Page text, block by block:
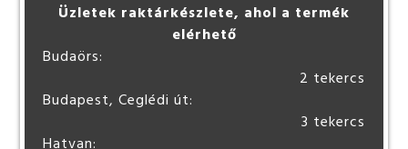
Üzletek raktárkészlete, ahol a termék
elérhető
Budaörs:
2 tekercs
Budapest, Ceglédi út:
3 tekercs
Hatvan: